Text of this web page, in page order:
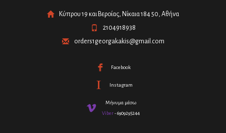
Κύπρου 19 και Βεροίας, Νίκαια 184 50, Αθήνα
2104918938
orders1georgakakis@gmail.com
Facebook
Instagram
Μήνυμα μέσω
Viber- 6909295244